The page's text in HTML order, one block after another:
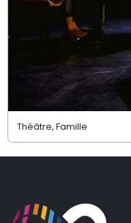
Théâtre, Famille